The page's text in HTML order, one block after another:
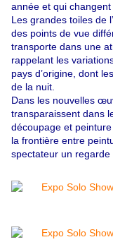
année et qui
Les grandes toiles de
des points de vue
transporte dans une
rappelant les
pays d’origine, dont
de la nuit.
Dans les nouvelles
transparaissent dans
découpage et
la frontière entre
spectateur un regarde